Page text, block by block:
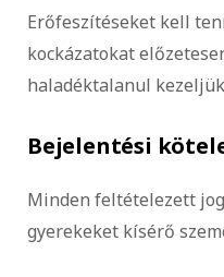
Erőfeszítéseket kell
kockázatokat
haladéktalanul
Bejelentési
Minden feltételezett
gyerekeket kísérő